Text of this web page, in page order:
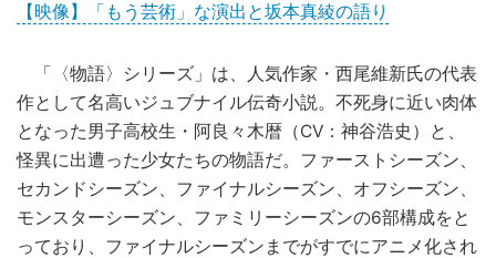
【映像】「もう芸術」な演出と坂本真綾の語り
「〈物語〉シリーズ」は、人気作家・西尾維新氏の代表
作として名高いジュブナイル伝奇小説。不死身に近い肉体
となった男子高校生・阿良々木暦（CV：神谷浩史）と、
怪異に出遭った少女たちの物語だ。ファーストシーズン、
セカンドシーズン、ファイナルシーズン、オフシーズン、
モンスターシーズン、ファミリーシーズンの6部構成をと
っており、ファイナルシーズンまでがすでにアニメ化され